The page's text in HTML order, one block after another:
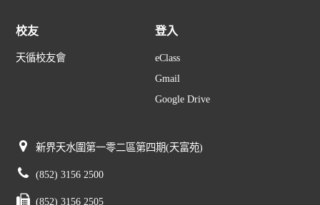
校友
天循校友會
登入
eClass
Gmail
Google Drive
新界天水圍第一零二區第四期(天富苑)
(852) 3156 2500
(852) 3156 2505